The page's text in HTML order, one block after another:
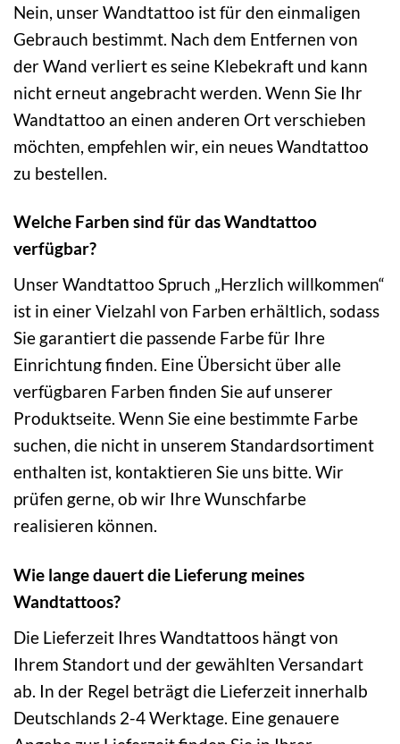
Nein, unser Wandtattoo ist für den einmaligen
Gebrauch bestimmt. Nach dem Entfernen von
der Wand verliert es seine Klebekraft und kann
nicht erneut angebracht werden. Wenn Sie Ihr
Wandtattoo an einen anderen Ort verschieben
möchten, empfehlen wir, ein neues Wandtattoo
zu bestellen.
Welche Farben sind für das Wandtattoo
verfügbar?
Unser Wandtattoo Spruch „Herzlich willkommen“
ist in einer Vielzahl von Farben erhältlich, sodass
Sie garantiert die passende Farbe für Ihre
Einrichtung finden. Eine Übersicht über alle
verfügbaren Farben finden Sie auf unserer
Produktseite. Wenn Sie eine bestimmte Farbe
suchen, die nicht in unserem Standardsortiment
enthalten ist, kontaktieren Sie uns bitte. Wir
prüfen gerne, ob wir Ihre Wunschfarbe
realisieren können.
Wie lange dauert die Lieferung meines
Wandtattoos?
Die Lieferzeit Ihres Wandtattoos hängt von
Ihrem Standort und der gewählten Versandart
ab. In der Regel beträgt die Lieferzeit innerhalb
Deutschlands 2-4 Werktage. Eine genauere